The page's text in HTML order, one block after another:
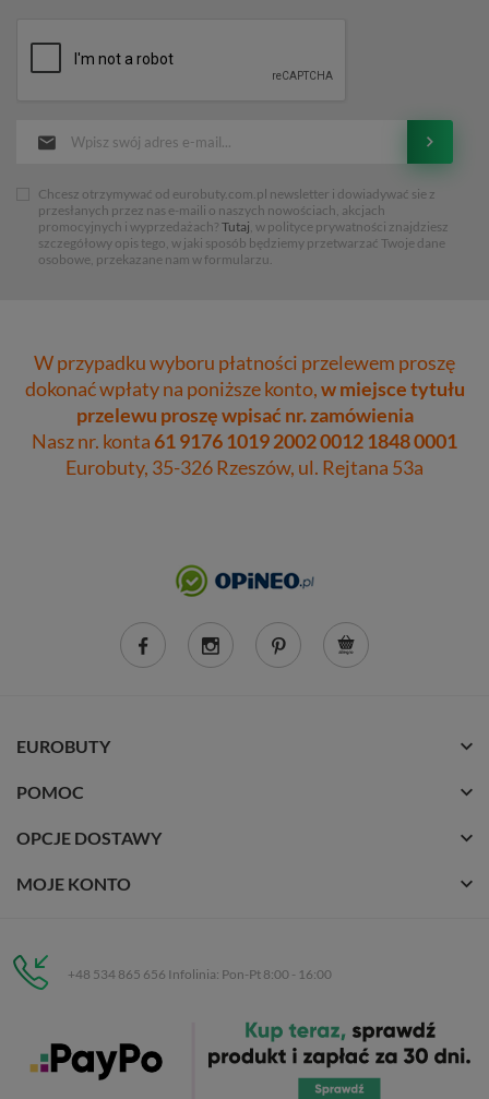
Chcesz otrzymywać od eurobuty.com.pl newsletter i dowiadywać sie z
przesłanych przez nas e-maili o naszych nowościach, akcjach
promocyjnych i wyprzedażach? Tutaj, w polityce prywatności znajdziesz
szczegółowy opis tego, w jaki sposób będziemy przetwarzać Twoje dane
osobowe, przekazane nam w formularzu.
W przypadku wyboru płatności przelewem proszę
dokonać wpłaty na poniższe konto,w miejsce tytułu
przelewu proszę wpisać nr. zamówienia
Nasz nr. konta61 9176 1019 2002 0012 1848 0001
Eurobuty, 35-326 Rzeszów, ul. Rejtana 53a
EUROBUTY
POMOC
OPCJE DOSTAWY
MOJE KONTO
+48 534 865 656 Infolinia: Pon-Pt 8:00 - 16:00
C.H. Respan, Rejtana 53a/250
35-326 Rzeszów